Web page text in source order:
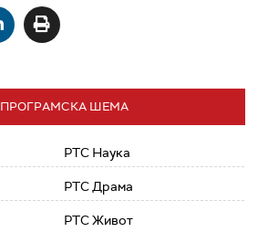
ПРОГРАМСКА ШЕМА
РТС Наука
РТС Драма
РТС Живот